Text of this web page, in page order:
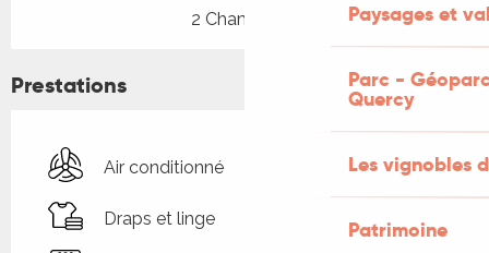
Paysages et
Parc -
Quercy
Les vignobles
Patrimoine
2 Chambre(s)
Prestations
Air conditionné
Draps et linge